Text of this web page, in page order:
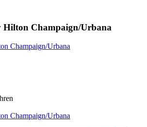
Hilton Champaign/Urbana
Champaign/Urbana
Champaign/Urbana